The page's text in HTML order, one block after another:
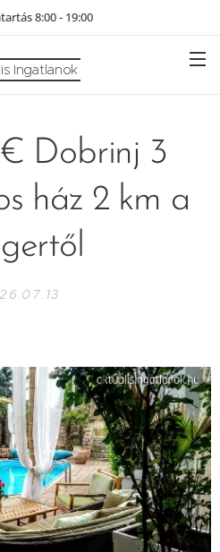
8:00 - 19:00
Ingatlanok
Dobrinj 3
ház 2 km a